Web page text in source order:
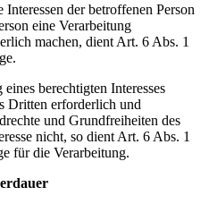
der betroffenen Person
eine Verarbeitung
machen, dient Art. 6 Abs. 1
berechtigten Interesses
Dritten erforderlich und
und Grundfreiheiten des
nicht, so dient Art. 6 Abs. 1
für die Verarbeitung.